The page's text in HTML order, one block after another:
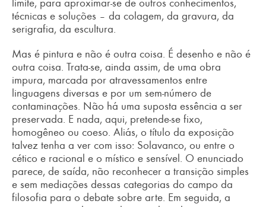
técnicas e soluções – da colagem, da gravura, da
serigrafia, da escultura.
Mas é pintura e não é outra coisa. É desenho e não é
outra coisa. Trata-se, ainda assim, de uma obra
impura, marcada por atravessamentos entre
linguagens diversas e por um sem-número de
contaminações. Não há uma suposta essência a ser
preservada. E nada, aqui, pretende-se fixo,
homogêneo ou coeso. Aliás, o título da exposição
talvez tenha a ver com isso: Solavanco, ou entre o
cético e racional e o místico e sensível. O enunciado
parece, de saída, não reconhecer a transição simples
e sem mediações dessas categorias do campo da
filosofia para o debate sobre arte. Em seguida, a